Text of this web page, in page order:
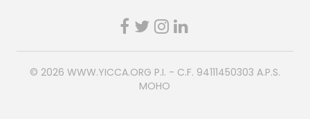
© 2026 WWW.YICCA.ORG P.I. - C.F. 94111450303 A.P.S.
MOHO